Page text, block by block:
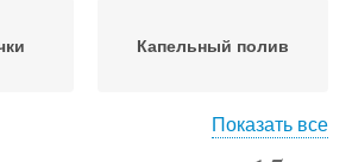
Капельный полив
Показать все